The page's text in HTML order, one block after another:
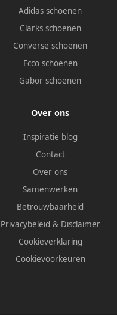
Adidas schoenen
Clarks schoenen
Converse schoenen
Ecco schoenen
Gabor schoenen
Over ons
Inspiratie blog
Contact
Over ons
Samenwerken
Betrouwbaarheid
Privacybeleid & Disclaimer
Cookieverklaring
Cookievoorkeuren